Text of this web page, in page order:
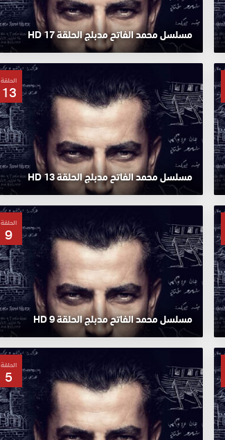
مسلسل محمد الفاتح مدبلج الحلقة 17 HD
الحلقة
13
مسلسل محمد الفاتح مدبلج الحلقة 13 HD
الحلقة
9
مسلسل محمد الفاتح مدبلج الحلقة 9 HD
الحلقة
5